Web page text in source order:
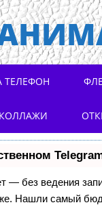
ТЕЛЕФОН
КОЛЛАЖИ
— без ведения
Нашли самый